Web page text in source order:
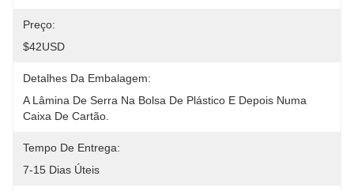
Preço:
$42USD
Detalhes Da Embalagem:
A Lâmina De Serra Na Bolsa De Plástico E Depois Numa
Caixa De Cartão.
Tempo De Entrega:
7-15 Dias Úteis